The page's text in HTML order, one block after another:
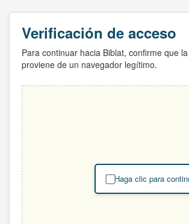
Verificación de acceso
Para continuar hacia Biblat, confirme que
proviene de un navegador legítimo.
Haga clic para